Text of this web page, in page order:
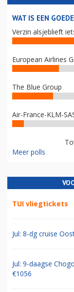
WAT IS EEN
Verzin alsjeblieft
European Airlines
The Blue Group
Air-France-KLM-
Meer polls
TUI vliegtickets
Jul: 8-dg cruise
Jul: 9-daagse
€1056